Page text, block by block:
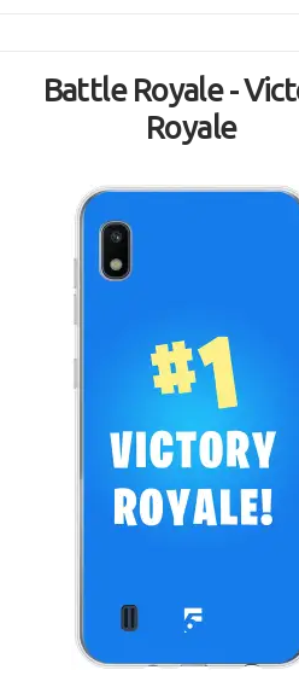
Battle Royale -
Royale